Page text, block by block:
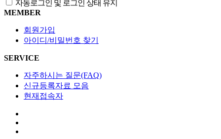
자동로그인 및 로그인 상태 유지
MEMBER
회원가입
아이디/비밀번호 찾기
SERVICE
자주하시는 질문(FAQ)
신규등록자료 모음
현재접속자